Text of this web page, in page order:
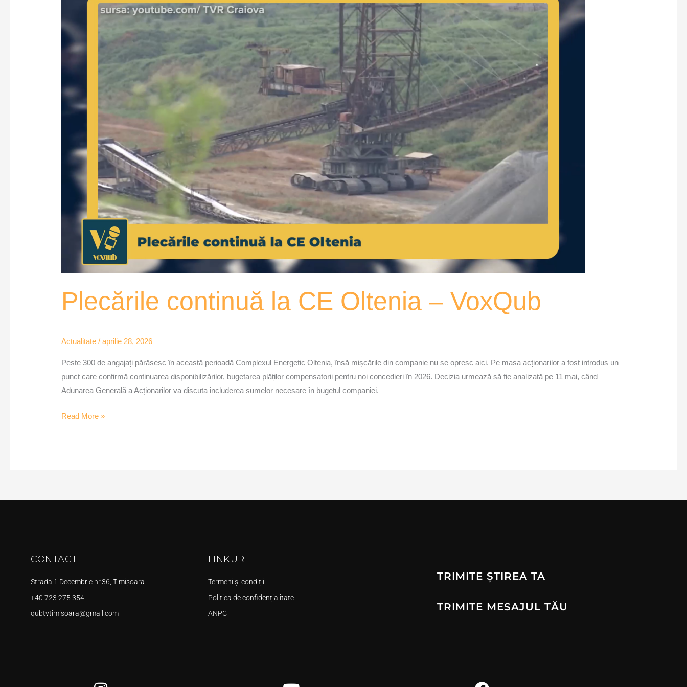
Plecările continuă la CE Oltenia – VoxQub
Actualitate /aprilie 28, 2026
Peste 300 de angajați părăsesc în această perioadă Complexul Energetic Oltenia, însă mișcările din companie nu se opresc aici. Pe masa acționarilor a fost introdus un
punct care confirmă continuarea disponibilizărilor, bugetarea plăților compensatorii pentru noi concedieri în 2026. Decizia urmează să fie analizată pe 11 mai, când
Adunarea Generală a Acționarilor va discuta includerea sumelor necesare în bugetul companiei.
CE
Read More »
CONTACT
Strada 1 Decembrie nr.36, Timișoara
+40 723 275 354
qubtvtimisoara@gmail.com
LINKURI
Termeni și condiții
Politica de confidențialitate
ANPC
TRIMITE ȘTIREA TA
TRIMITE MESAJUL TĂU